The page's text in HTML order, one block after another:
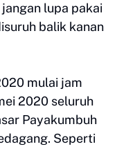
lupa pakai
balik kanan
mulai jam
2020 seluruh
Payakumbuh
Seperti